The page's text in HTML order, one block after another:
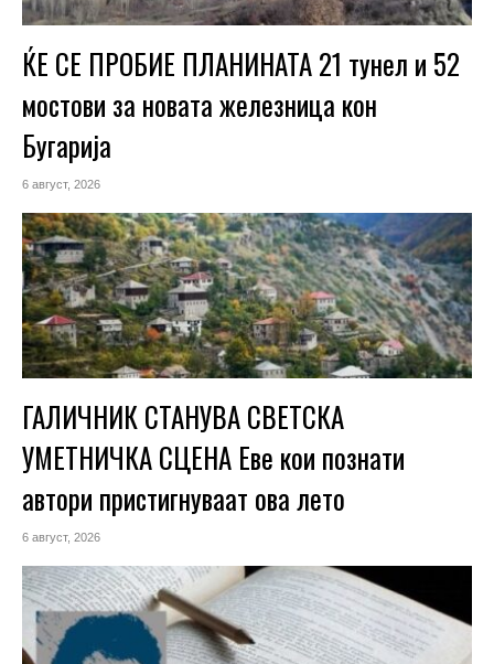
ЌЕ СЕ ПРОБИЕ ПЛАНИНАТА 21 тунел и 52
мостови за новата железница кон
Бугарија
6 август, 2026
ГАЛИЧНИК СТАНУВА СВЕТСКА
УМЕТНИЧКА СЦЕНА Еве кои познати
автори пристигнуваат ова лето
6 август, 2026